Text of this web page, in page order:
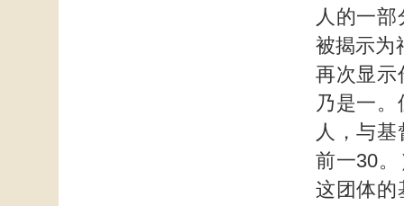
人的一
被揭示为
再次显示
乃是一
人，与
前一30
这团体的